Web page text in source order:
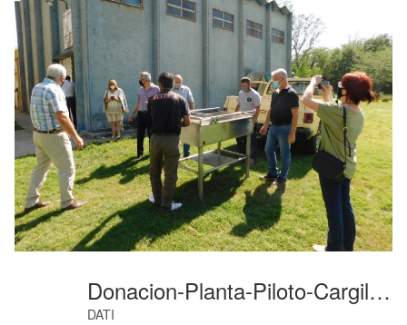
Donacion-Planta-Piloto-Cargill (06)
DATI